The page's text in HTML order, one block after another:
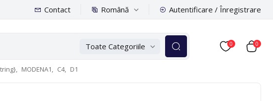
Contact Română Autentificare / Înregistrare
Toate Categoriile
MODENA1, C4, D1
0 0